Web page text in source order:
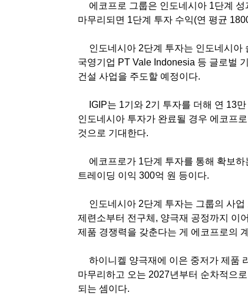
에코프로 그룹은 인도네시아 1단계 성
마무리되면 1단계 투자 수익(연 평균
인도네시아 2단계 투자는 인도네시아
국영기업 PT Vale Indonesia 등 글로벌
건설 사업을 주도할 예정이다.
IGIP는 1기와 2기 투자를 더해 연 13만
인도네시아 투자가 완료될 경우 에코프
것으로 기대한다.
에코프로가1단계 투자를 통해 확보
트레이딩 이익 300억 원 등이다.
인도네시아 2단계 투자는 그룹의 사
제련소부터 전구체 , 양극재 공정까지 이
제품 경쟁력을 갖춘다는 게 에코프로의
하이니켈 양극재에 이은 중저가 제품
마무리하고 오는 2027년부터 순차적으
되는 셈이다.